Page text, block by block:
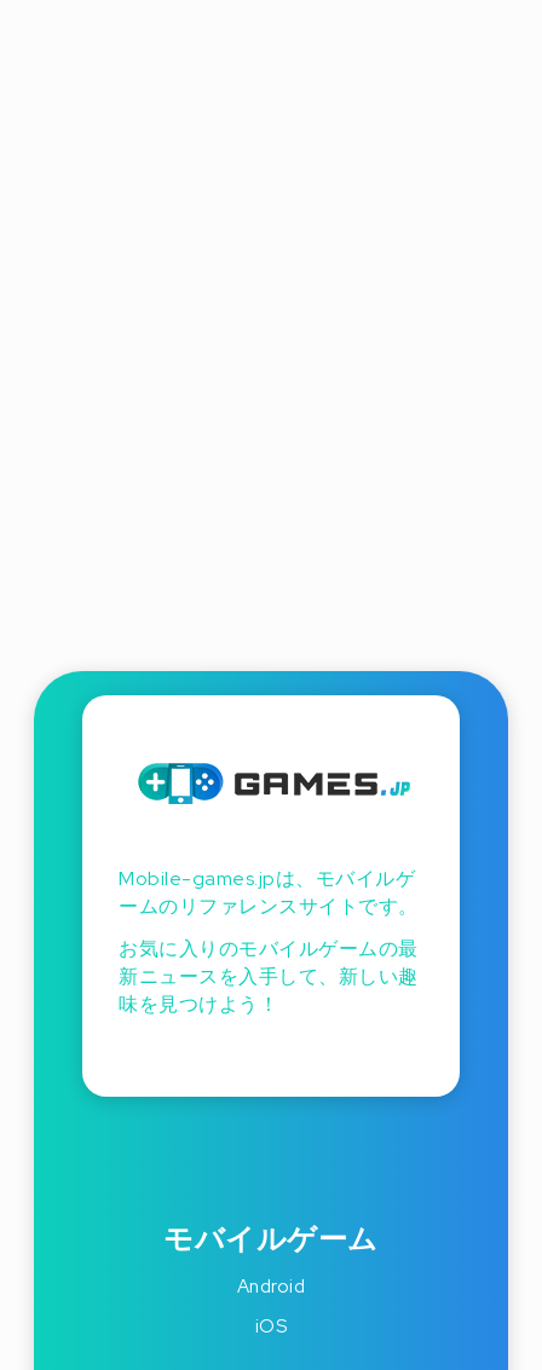
Mobile-games.jpは、モバイルゲ
ームのリファレンスサイトです。
お気に入りのモバイルゲームの最
新ニュースを入手して、新しい趣
味を見つけよう！
モバイルゲーム
Android
iOS